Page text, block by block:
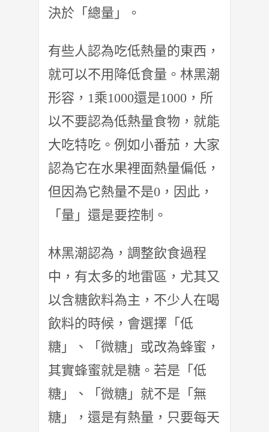
決於「總量」。
有些人認為吃低熱量的東西，
就可以不用降低食量。林黑潮
形容，1乘1000還是1000，所
以不要認為低熱量食物，就能
大吃特吃。例如小番茄，大家
認為它在水果裡面熱量偏低，
但因為它熱量不是0，因此，
「量」還是要控制。
林黑潮認為，調整飲食過程
中，有太多的地雷區，尤其又
以含糖飲料為主，不少人在喝
飲料的時候，會選擇「低
糖」、「微糖」或改為蜂蜜，
其實蜂蜜就是糖。若是「低
糖」、「微糖」就不是「無
糖」，還是有熱量，只要每天